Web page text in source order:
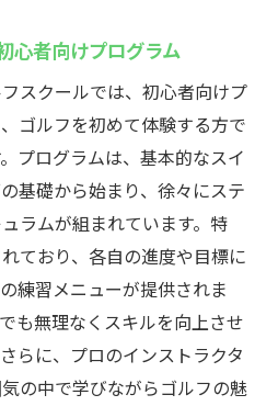
心者向けプログラム
スクールでは、初心者向けプ
ゴルフを初めて体験する方で
プログラムは、基本的なスイ
基礎から始まり、徐々にステ
ラムが組まれています。特
ており、各自の進度や目標に
練習メニューが提供されま
も無理なくスキルを向上させ
らに、プロのインストラクタ
の中で学びながらゴルフの魅